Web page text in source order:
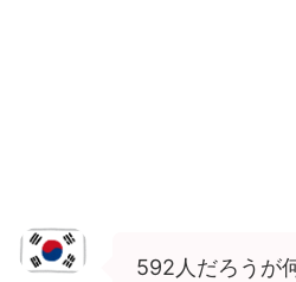
592人だろうが